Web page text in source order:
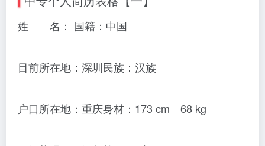
姓 名： 国籍：中国
目前所在地：深圳民族：汉族
户口所在地：重庆身材：173 cm 68 kg